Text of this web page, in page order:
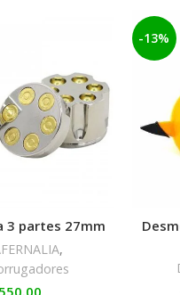
3 partes 27mm
,
-13%